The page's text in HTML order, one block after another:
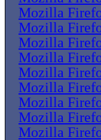
Mozilla
Mozilla
Mozilla
Mozilla
Mozilla
Mozilla
Mozilla
Mozilla
Mozilla